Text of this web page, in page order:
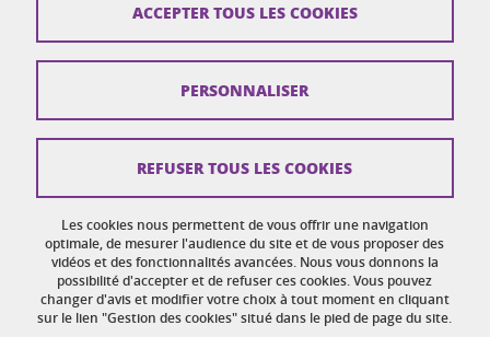
Crédits
Réclamation / Suggestion d'amélioration
Données personnelles
Gestion des cookies
Accessibilité : non conforme
Les cookies nous permettent de vous offrir une navigation
optimale, de mesurer l'audience du site et de vous proposer des
vidéos et des fonctionnalités avancées. Nous vous donnons la
possibilité d'accepter et de refuser ces cookies. Vous pouvez
changer d'avis et modifier votre choix à tout moment en cliquant
sur le lien "Gestion des cookies" situé dans le pied de page du site.
ACCEPTER TOUS LES COOKIES
REFUSER TOUS LES COOKIES
PERSONNALISER